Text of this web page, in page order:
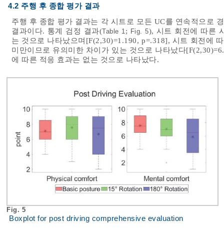
4.2 주행 후 종합 평가 결과
주행 후 종합 평가 결과는 각 시트로 모든 UC를 연속적으로
결과이다. 통계 검정 결과(Table 1; Fig. 5), 시트 회전에 따른
는 것으로 나타났으며[F(2,30)=1.190, p=.318], 시트 회전에
미만이므로 유의미한 차이가 있는 것으로 나타났다
에 따른 적응 효과는 없는 것으로 나타났다.
Fig. 5
Boxplot for post driving comprehensive evaluation